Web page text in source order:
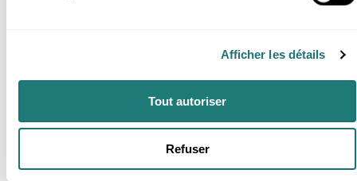
Afficher les détails
Tout autoriser
Refuser
Réunion sur les défis
météorologiques liés à la